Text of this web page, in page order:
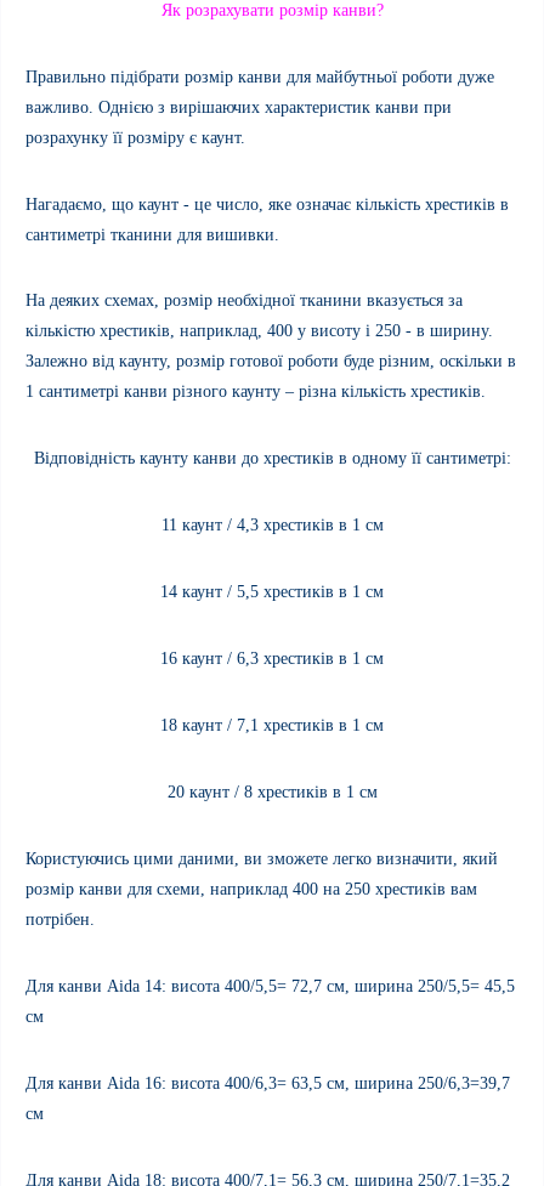
Як розрахувати розмір канви?
Правильно підібрати розмір канви для майбутньої роботи дуже
важливо. Однією з вирішаючих характеристик канви при
розрахунку її розміру є каунт.
Нагадаємо, що каунт - це число, яке означає кількість хрестиків в
сантиметрі тканини для вишивки.
На деяких схемах, розмір необхідної тканини вказується за
кількістю хрестиків, наприклад, 400 у висоту і 250 - в ширину.
Залежно від каунту, розмір готової роботи буде різним, оскільки в
1 сантиметрі канви різного каунту – різна кількість хрестиків.
Відповідність каунту канви до хрестиків в одному її сантиметрі:
11 каунт / 4,3 хрестиків в 1 см
14 каунт / 5,5 хрестиків в 1 см
16 каунт / 6,3 хрестиків в 1 см
18 каунт / 7,1 хрестиків в 1 см
20 каунт / 8 хрестиків в 1 см
Користуючись цими даними, ви зможете легко визначити, який
розмір канви для схеми, наприклад 400 на 250 хрестиків вам
потрібен.
Для канви Aida 14: висота 400/5,5= 72,7 см, ширина 250/5,5= 45,5
см
Для канви Aida 16: висота 400/6,3= 63,5 см, ширина 250/6,3=39,7
см
Для канви Aida 18: висота 400/7,1= 56,3 см, ширина 250/7,1=35,2